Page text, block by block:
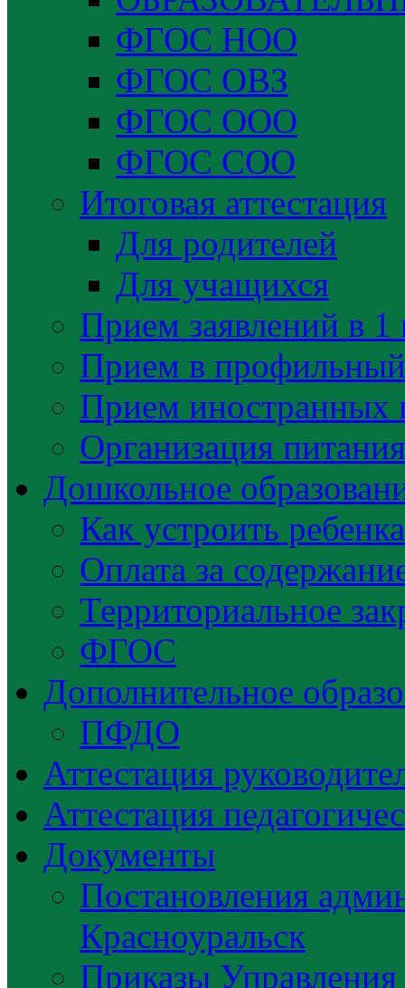
ФГОС НОО
ФГОС ОВЗ
ФГОС ООО
ФГОС СОО
Итоговая аттестация
Для родителей
Для учащихся
Прием заявлений в 1
Прием в
Прием иностранных
Организация
Дошкольное
Как устроить
Оплата за
Территориальное
ФГОС
Дополнительное
ПФДО
Аттестация
Аттестация
Документы
Постановления
Красноуральск
Приказы Управления